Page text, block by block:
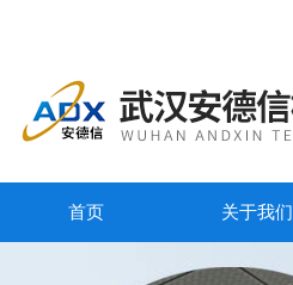
首页 关于我们